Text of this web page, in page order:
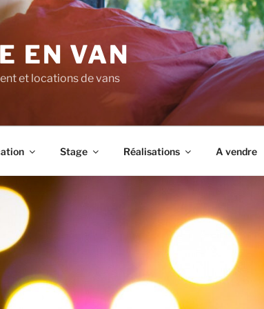
EN VAN
et locations de vans
Stage Réalisations A vendre